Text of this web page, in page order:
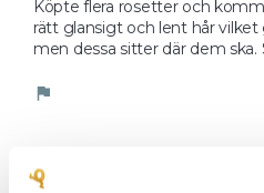
Köpte flera rosetter och
rätt glansigt och lent hår
men dessa sitter där dem ska.
flag